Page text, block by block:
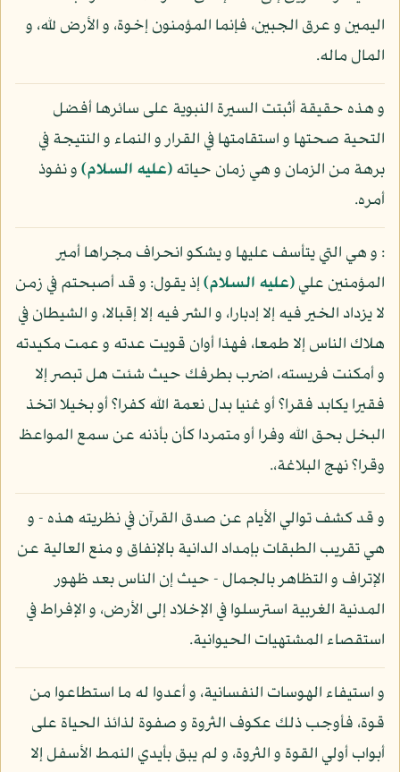
اليمين و عرق الجبين، فإنما المؤمنون إخوة، و الأرض لله، و
المال ماله.
و هذه حقيقة أثبتت السيرة النبوية على سائرها أفضل
التحية صحتها و استقامتها في القرار و النماء و النتيجة في
برهة من الزمان و هي زمان حياته(عليه السلام)و نفوذ
أمره.
: و هي التي يتأسف عليها و يشكو انحراف مجراها أمير
المؤمنين علي(عليه السلام)إذ يقول: و قد أصبحتم في زمن
لا يزداد الخير فيه إلا إدبارا، و الشر فيه إلا إقبالا، و الشيطان في
هلاك الناس إلا طمعا، فهذا أوان قويت عدته و عمت مكيدته
و أمكنت فريسته، اضرب بطرفك حيث شئت هل تبصر إلا
فقيرا يكابد فقرا؟ أو غنيا بدل نعمة الله كفرا؟ أو بخيلا اتخذ
البخل بحق الله وفرا أو متمردا كأن بأذنه عن سمع المواعظ
وقرا؟ نهج البلاغة،.
و قد كشف توالي الأيام عن صدق القرآن في نظريته هذه - و
هي تقريب الطبقات بإمداد الدانية بالإنفاق و منع العالية عن
الإتراف و التظاهر بالجمال - حيث إن الناس بعد ظهور
المدنية الغربية استرسلوا في الإخلاد إلى الأرض، و الإفراط في
استقصاء المشتهيات الحيوانية.
و استيفاء الهوسات النفسانية، و أعدوا له ما استطاعوا من
قوة، فأوجب ذلك عكوف الثروة و صفوة لذائذ الحياة على
أبواب أولي القوة و الثروة، و لم يبق بأيدي النمط الأسفل إلا